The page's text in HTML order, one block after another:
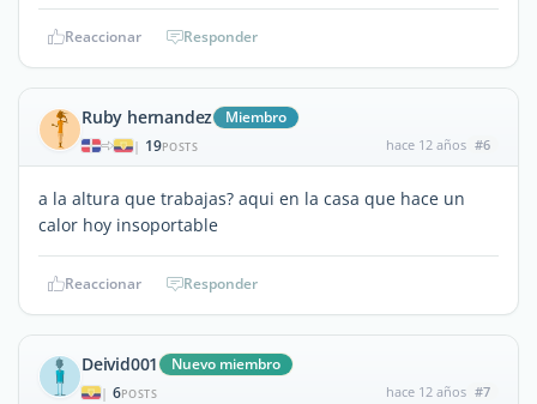
Reaccionar Responder
Ruby hernandez Miembro
| 19POSTS hace 12 años #6
a la altura que trabajas? aqui en la casa que hace un
calor hoy insoportable
Reaccionar Responder
Deivid001 Nuevo miembro
| 6POSTS hace 12 años #7